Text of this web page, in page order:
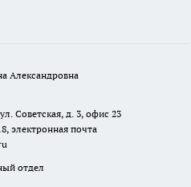
Александровна
Советская, д. 3, офис 23
электронная почта
отдел